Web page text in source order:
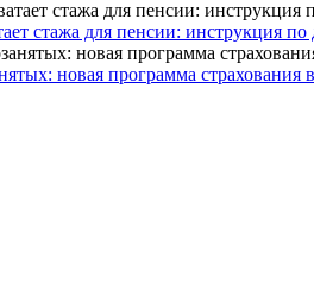
стажа для пенсии: инструкция
новая программа